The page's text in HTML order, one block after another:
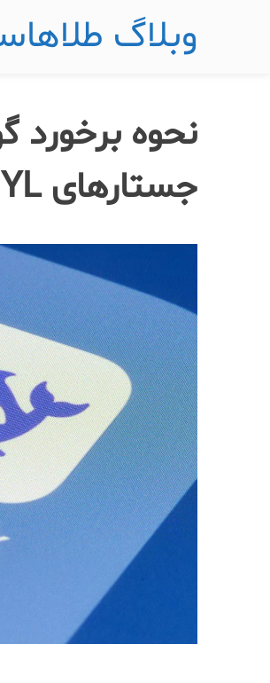
وبلاگ
جستارهای YMYL